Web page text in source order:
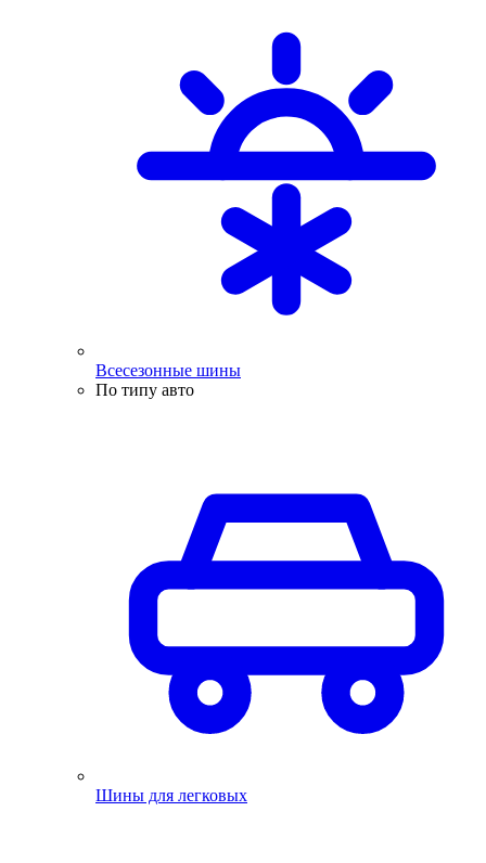
Всесезонные шины
По типу авто
Шины для легковых